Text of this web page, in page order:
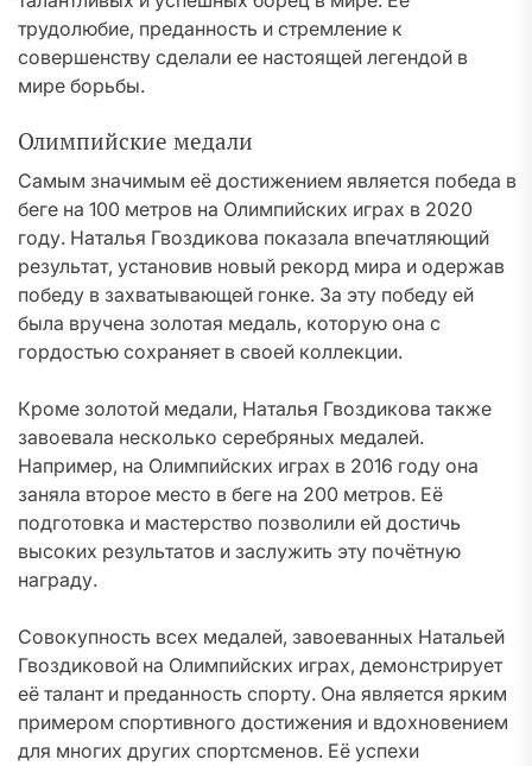
трудолюбие, преданность и стремление к
совершенству сделали ее настоящей легендой в
мире борьбы.
Олимпийские медали
Самым значимым её достижением является победа в
беге на 100 метров на Олимпийских играх в 2020
году. Наталья Гвоздикова показала впечатляющий
результат, установив новый рекорд мира и одержав
победу в захватывающей гонке. За эту победу ей
была вручена золотая медаль, которую она с
гордостью сохраняет в своей коллекции.
Кроме золотой медали, Наталья Гвоздикова также
завоевала несколько серебряных медалей.
Например, на Олимпийских играх в 2016 году она
заняла второе место в беге на 200 метров. Её
подготовка и мастерство позволили ей достичь
высоких результатов и заслужить эту почётную
награду.
Совокупность всех медалей, завоеванных Натальей
Гвоздиковой на Олимпийских играх, демонстрирует
её талант и преданность спорту. Она является ярким
примером спортивного достижения и вдохновением
для многих других спортсменов. Её успехи